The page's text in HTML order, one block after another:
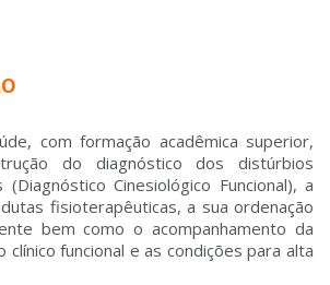
com formação acadêmica superior,
do diagnóstico dos distúrbios
(Diagnóstico Cinesiológico Funcional), a
fisioterapêuticas, a sua ordenação
bem como o acompanhamento da
clínico funcional e as condições para alta